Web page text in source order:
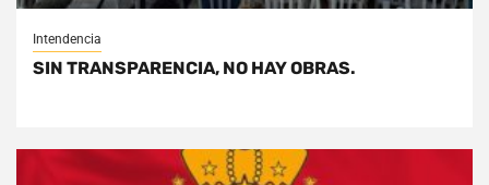
Intendencia
SIN TRANSPARENCIA, NO HAY OBRAS.